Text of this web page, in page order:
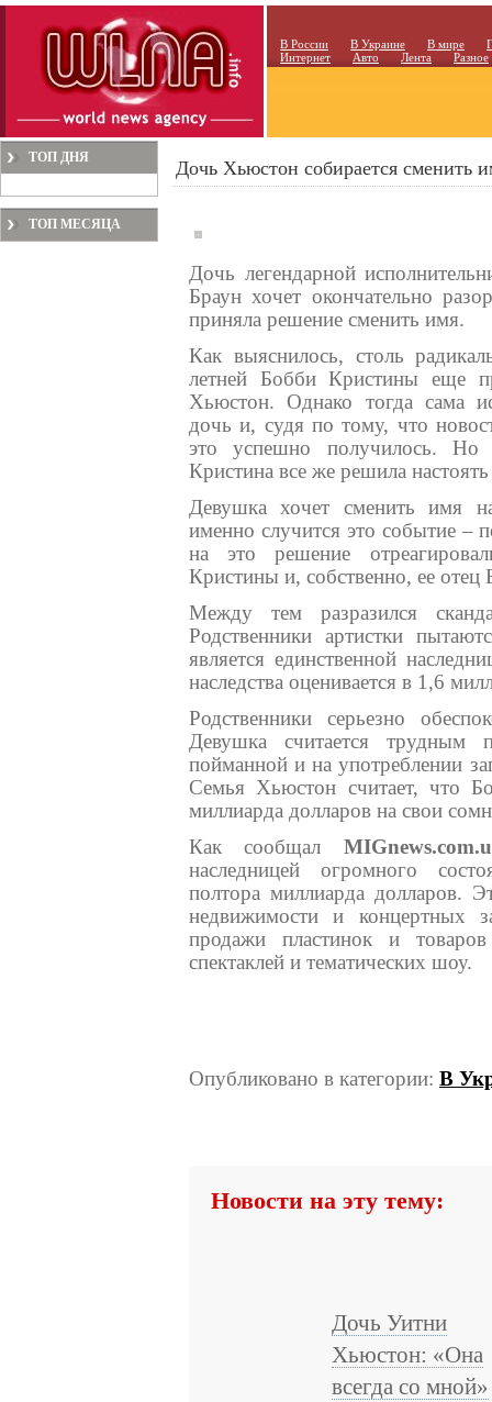
В России В Украине В мире
Интернет
Авто Лента Разное
ТОП ДНЯ
ТОП МЕСЯЦА
Дочь Хьюстон собирается сменить
Дочь легендарной
Браун хочет окончательно
приняла решение сменить имя.
Как выяснилось, столь
летней Бобби Кристины еще
Хьюстон. Однако тогда сама
дочь и, судя по тому, что
это успешно получилось. Но
Кристина все же решила
Девушка хочет сменить имя
именно случится это событие –
на это решение
Кристины и, собственно, ее
Между тем разразился
Родственники артистки
является единственной
наследства оценивается в 1,6
Родственники серьезно
Девушка считается
пойманной и на употреблении
Семья Хьюстон считает, что
миллиарда долларов на свои
Как сообщал
наследницей огромного
полтора миллиарда долларов.
недвижимости и концертных
продажи пластинок и
спектаклей и тематических шоу.
Опубликовано в категории: В
Новости на эту тему:
Дочь Уитни
Хьюстон: «Она
всегда со мной»